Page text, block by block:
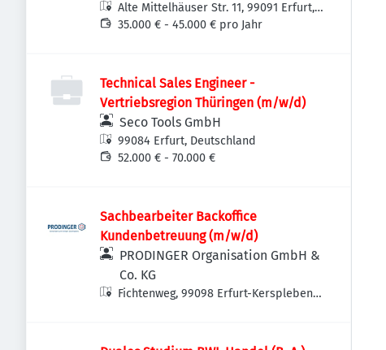
Alte Mittelhäuser Str. 11, 99091 Erfurt,
Deutschland
35.000 € - 45.000 € pro Jahr
Technical Sales Engineer -
Vertriebsregion Thüringen (m/w/d)
Seco Tools GmbH
99084 Erfurt, Deutschland
52.000 € - 70.000 €
Sachbearbeiter Backoffice
Kundenbetreuung (m/w/d)
PRODINGER Organisation GmbH &
Co. KG
Fichtenweg, 99098 Erfurt-Kerspleben,